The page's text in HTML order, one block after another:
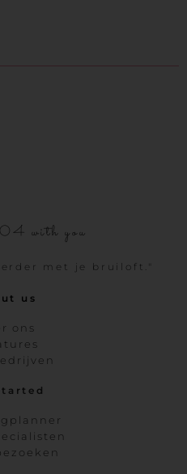
with you
met je bruiloft."
us
ons